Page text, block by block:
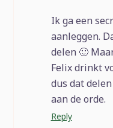
Ik ga een
aanleggen.
delen 🙂
Felix drinkt
dus dat
aan de orde.
Reply